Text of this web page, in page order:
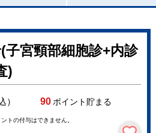
子宮頸部細胞診+内診
)
） 90ポイント貯まる
トの付与はできません。